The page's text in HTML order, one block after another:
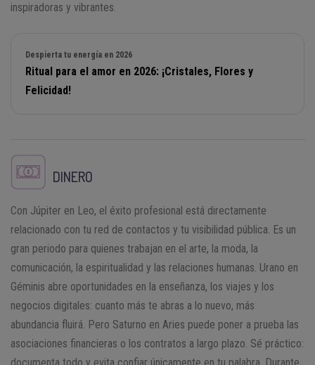
inspiradoras y vibrantes.
Despierta tu energía en 2026
Ritual para el amor en 2026: ¡Cristales, Flores y
Felicidad!
DINERO
Con Júpiter en Leo, el éxito profesional está directamente
relacionado con tu red de contactos y tu visibilidad pública. Es un
gran periodo para quienes trabajan en el arte, la moda, la
comunicación, la espiritualidad y las relaciones humanas. Urano en
Géminis abre oportunidades en la enseñanza, los viajes y los
negocios digitales: cuanto más te abras a lo nuevo, más
abundancia fluirá. Pero Saturno en Aries puede poner a prueba las
asociaciones financieras o los contratos a largo plazo. Sé práctico: